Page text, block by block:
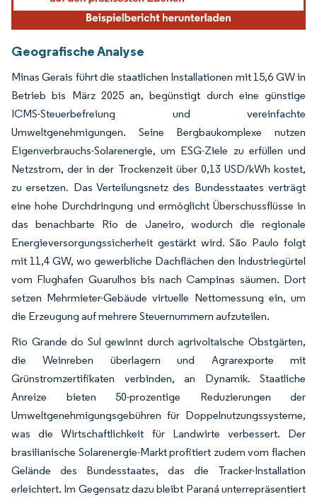
Geografische Analyse
Minas Gerais führt die staatlichen Installationen mit 15,6 GW in
Betrieb bis März 2025 an, begünstigt durch eine günstige
ICMS-Steuerbefreiung und vereinfachte
Umweltgenehmigungen. Seine Bergbaukomplexe nutzen
Eigenverbrauchs-Solarenergie, um ESG-Ziele zu erfüllen und
Netzstrom, der in der Trockenzeit über 0,13 USD/kWh kostet,
zu ersetzen. Das Verteilungsnetz des Bundesstaates verträgt
eine hohe Durchdringung und ermöglicht Überschussflüsse in
das benachbarte Rio de Janeiro, wodurch die regionale
Energieversorgungssicherheit gestärkt wird. São Paulo folgt
mit 11,4 GW, wo gewerbliche Dachflächen den Industriegürtel
vom Flughafen Guarulhos bis nach Campinas säumen. Dort
setzen Mehrmieter-Gebäude virtuelle Nettomessung ein, um
die Erzeugung auf mehrere Steuernummern aufzuteilen.
Rio Grande do Sul gewinnt durch agrivoltaische Obstgärten,
die Weinreben überlagern und Agrarexporte mit
Grünstromzertifikaten verbinden, an Dynamik. Staatliche
Anreize bieten 50-prozentige Reduzierungen der
Umweltgenehmigungsgebühren für Doppelnutzungssysteme,
was die Wirtschaftlichkeit für Landwirte verbessert. Der
brasilianische Solarenergie-Markt profitiert zudem vom flachen
Gelände des Bundesstaates, das die Tracker-Installation
erleichtert. Im Gegensatz dazu bleibt Paraná unterrepräsentiert